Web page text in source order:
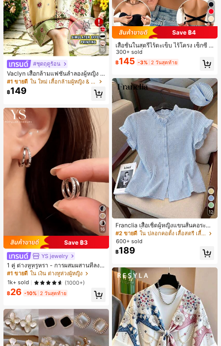
16
#ชุดฤดูร้อน
Vaclyn เสื้อกล้ามแฟชั่นลำลองผู้หญิง ล
ายแพตช์เวิร์ก แขนกุด คอกลม ติดกระดุ
ม
#1 ขายดี ใน ใหม่ เสื้อกล้ามผู้หญิง & Camis
฿149
16
Save ฿3
YS jewelry
1 คู่ ต่างหูหรูหรา - การผสมผสานที่ลงตั
วของแฟชั่นและความซับซ้อน, ดีไซน์ส
องชั้น, เหมาะสำหรับสุภาพสตรีและนักเ
รียน, ต่างหูทองแดงฝังไมโคร
#1 ขายดี ใน เงิน ต่างหูห่วงผู้หญิง
1k+ sold
(1000+)
฿26 -10% 2 วันสุดท้าย
Save ฿4
เสื้อชั้นในสตรีไร้ตะเข็บ ไร้โครง เซ็กซี่ ด้
านข้างไม่ลื่น แผ่นรองถอดได้ ลายไขว้ห
ลัง ไร้สาย สบายตลอดวัน
300+ sold
฿145 -3% 2 วันสุดท้าย
12
Franclia เสื้อเชิ้ตผู้หญิงแขนสั้นคอระบา
ยกระดุมเดี่ยวลายทาง
#2 ขายดี
ใน ปลอกคอตั้ง เสื้อสตรี เสื้อเบลาส์ & Tee
600+ sold
฿189